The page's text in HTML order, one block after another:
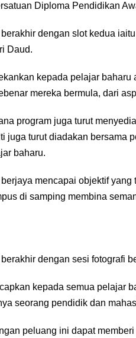
Diploma Pendidikan
dengan slot kedua
Daud.
kepada pelajar
mereka bermula, dari
program juga turut
juga turut diadakan bersama
baharu.
mencapai objektif
di samping membina
dengan sesi fotografi
kepada semua pelajar
seorang pendidik dan
peluang ini dapat